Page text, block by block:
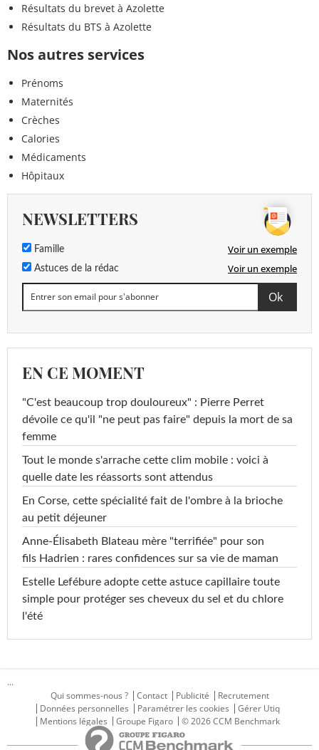
Résultats du brevet à Azolette
Résultats du BTS à Azolette
Nos autres services
Prénoms
Maternités
Crèches
Calories
Médicaments
Hôpitaux
NEWSLETTERS
Famille Voir un exemple
Astuces de la rédac Voir un exemple
EN CE MOMENT
"C'est beaucoup trop douloureux" : Pierre Perret
dévoile ce qu'il "ne peut pas faire" depuis la mort de sa
femme
Tout le monde s'arrache cette clim mobile : voici à
quelle date les réassorts sont attendus
En Corse, cette spécialité fait de l'ombre à la brioche
au petit déjeuner
Anne-Élisabeth Blateau mère "terrifiée" pour son
fils Hadrien : rares confidences sur sa vie de maman
Estelle Lefébure adopte cette astuce capillaire toute
simple pour protéger ses cheveux du sel et du chlore
l'été
...
Qui sommes-nous ?
Contact Publicité
Recrutement
Données personnelles
Paramétrer les cookies
Gérer Utiq
Mentions légales
Groupe Figaro © 2026 CCM Benchmark